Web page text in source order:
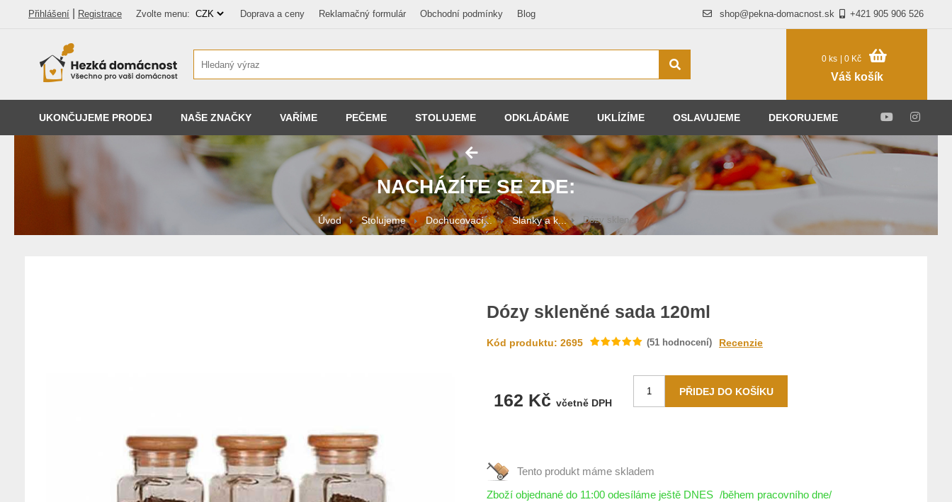
Přihlášení Registrace Zvolte menu: Doprava a ceny Reklamačný formulár Obchodní podmínky Blog +421 905 906 526
shop@pekna-domacnost.sk
0 ks | 0 Kč
Váš košík
UKONČUJEME PRODEJ NAŠE ZNAČKY VAŘÍME PEČEME STOLUJEME ODKLÁDÁME UKLÍZÍME OSLAVUJEME DEKORUJEME
NACHÁZÍTE SE ZDE:
Úvod Stolujeme Dochucovací... Slánky a k... Dózy sklen...
Dózy skleněné sada 120ml
Kód produktu: 2695 (51 hodnocení) Recenzie
162 Kč včetně DPH
Tento produkt máme skladem
Zboží objednané do 11:00 odesíláme ještě DNES /během pracovního dne/